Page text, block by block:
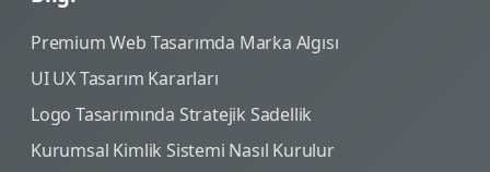
Premium Web Tasarımda Marka Algısı
UI UX Tasarım Kararları
Logo Tasarımında Stratejik Sadellik
Kurumsal Kimlik Sistemi Nasıl Kurulur